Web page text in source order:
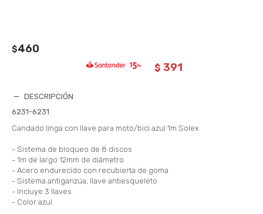
$460
$ 391
DESCRIPCIÓN
6231-6231
Candado linga con llave para moto/bici azul 1m Solex
- Sistema de bloqueo de 8 discos
- 1m de largo 12mm de diámetro
- Acero endurecido con recubierta de goma
- Sistema antiganzúa, llave antiesqueleto
- Incluye 3 llaves
- Color azul